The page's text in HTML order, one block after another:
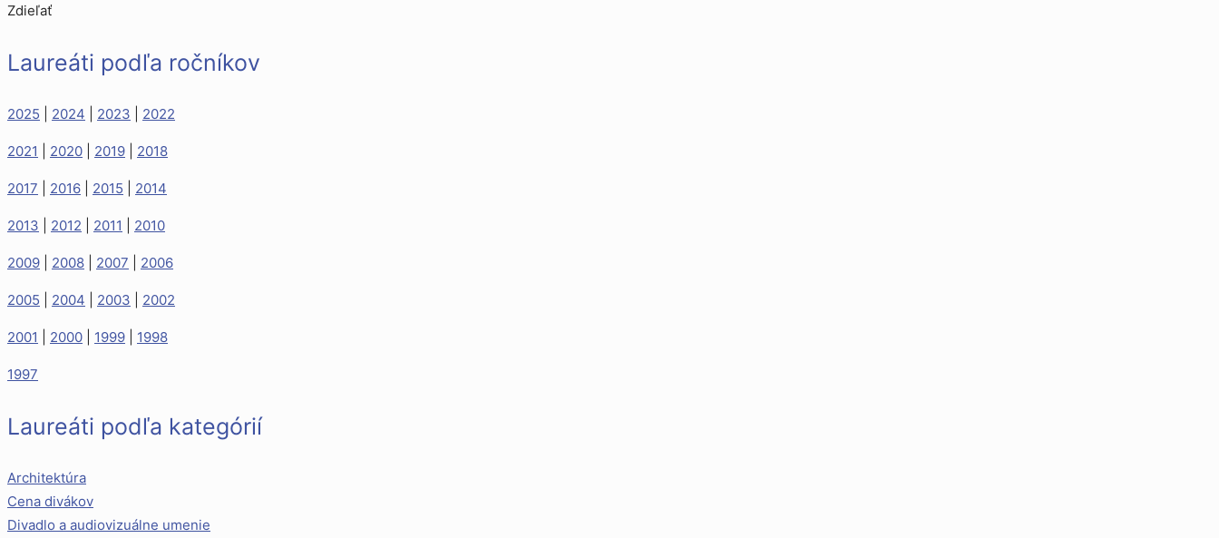
Zdieľať
Laureáti podľa ročníkov
2025 2024 2023 2022
2021 2020 2019 2018
2017 2016 2015 2014
2013 2012 2011 2010
2009 2008 2007 2006
2005 2004 2003 2002
2001 2000 1999 1998
1997
Laureáti podľa kategórií
Architektúra
Cena divákov
Divadlo a audiovizuálne umenie